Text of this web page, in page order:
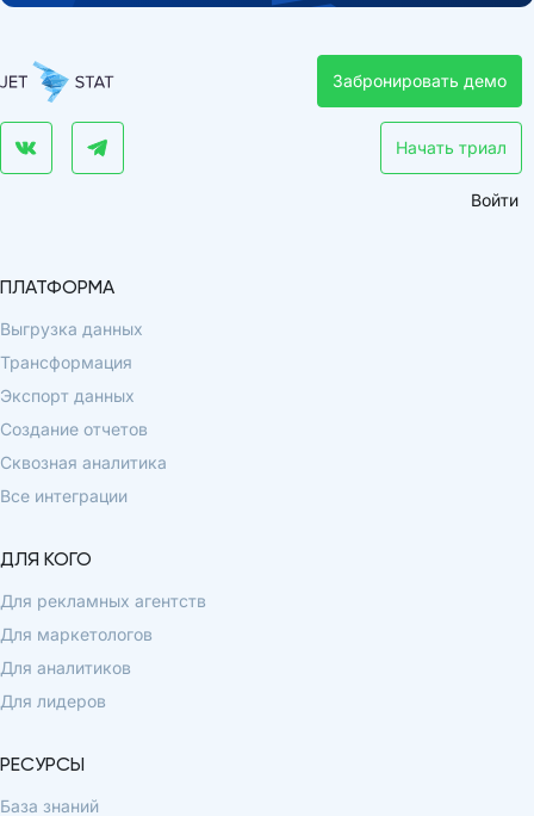
Забронировать демо
Начать триал
Войти
ПЛАТФОРМА
Выгрузка данных
Трансформация
Экспорт данных
Создание отчетов
Сквозная аналитика
Все интеграции
ДЛЯ КОГО
Для рекламных агентств
Для маркетологов
Для аналитиков
Для лидеров
РЕСУРСЫ
База знаний